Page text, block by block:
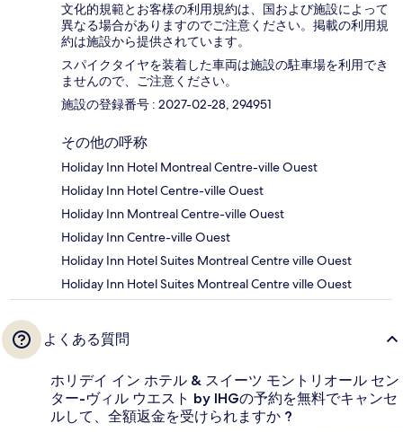
文化的規範とお客様の利用規約は、国および施設によって
異なる場合がありますのでご注意ください。掲載の利用規
約は施設から提供されています。
スパイクタイヤを装着した車両は施設の駐車場を利用でき
ませんので、ご注意ください。
施設の登録番号 : 2027-02-28, 294951
その他の呼称
Holiday Inn Hotel Montreal Centre-ville Ouest
Holiday Inn Hotel Centre-ville Ouest
Holiday Inn Montreal Centre-ville Ouest
Holiday Inn Centre-ville Ouest
Holiday Inn Hotel Suites Montreal Centre ville Ouest
Holiday Inn Hotel Suites Montreal Centre ville Ouest
よくある質問
ホリデイ イン ホテル & スイーツ モントリオール セン
ター-ヴィル ウエスト by IHGの予約を無料でキャンセ
ルして、全額返金を受けられますか ?